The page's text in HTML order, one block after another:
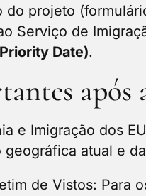
projeto
Serviço de
Date).
e Imigração dos
atual e
de Vistos: Para